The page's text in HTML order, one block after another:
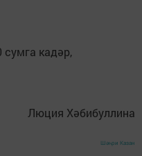
сумга кадәр,
Люция Хәбибуллина
Шәһри Казан